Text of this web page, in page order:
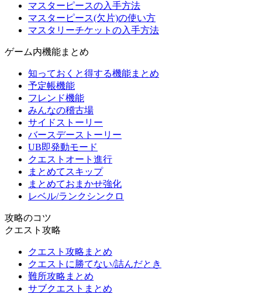
マスターピースの入手方法
マスターピース(欠片)の使い方
マスタリーチケットの入手方法
ゲーム内機能まとめ
知っておくと得する機能まとめ
予定帳機能
フレンド機能
みんなの稽古場
サイドストーリー
バースデーストーリー
UB即発動モード
クエストオート進行
まとめてスキップ
まとめておまかせ強化
レベル/ランクシンクロ
攻略のコツ
クエスト攻略
クエスト攻略まとめ
クエストに勝てない/詰んだとき
難所攻略まとめ
サブクエストまとめ